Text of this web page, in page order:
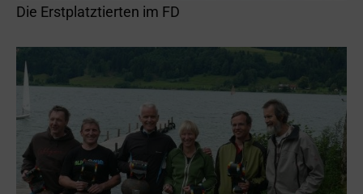
Die Erstplatztierten im FD